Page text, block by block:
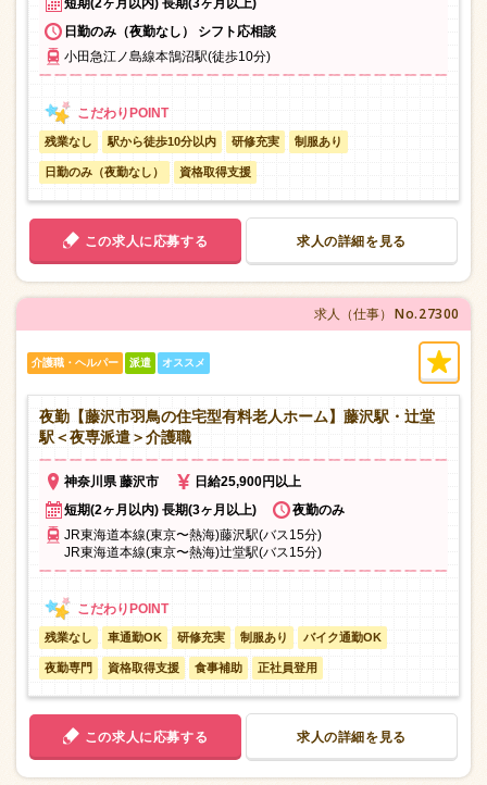
短期(2ヶ月以内) 長期(3ヶ月以上)
日勤のみ（夜勤なし） シフト応相談
小田急江ノ島線本鵠沼駅(徒歩10分)
残業なし 駅から徒歩10分以内 研修充実 制服あり
日勤のみ（夜勤なし） 資格取得支援
この求人に応募する 求人の詳細を見る
求人（仕事） No.27300
介護職・ヘルパー 派遣 オススメ
夜勤【藤沢市羽鳥の住宅型有料老人ホーム】藤沢駅・辻堂
駅＜夜専派遣＞介護職
神奈川県 藤沢市
日給25,900円以上
短期(2ヶ月以内) 長期(3ヶ月以上)
夜勤のみ
JR東海道本線(東京〜熱海)藤沢駅(バス15分)
JR東海道本線(東京〜熱海)辻堂駅(バス15分)
残業なし 車通勤OK 研修充実 制服あり バイク通勤OK
夜勤専門 資格取得支援 食事補助 正社員登用
この求人に応募する 求人の詳細を見る